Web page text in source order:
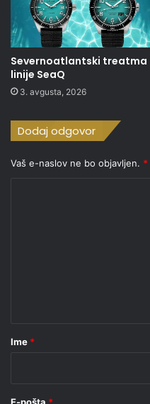
Severnoatlantski treatma
linije SeaQ
3. avgusta, 2026
Dodaj odgovor
Vaš e-naslov ne bo objavljen. *
r
Ime *